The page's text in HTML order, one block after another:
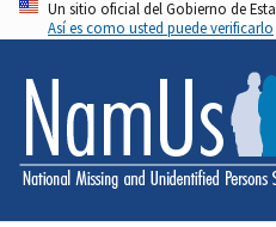
Pasar
al
contenido
principal
Un sitio oficial del Gobierno de
Así es como usted puede verificarlo